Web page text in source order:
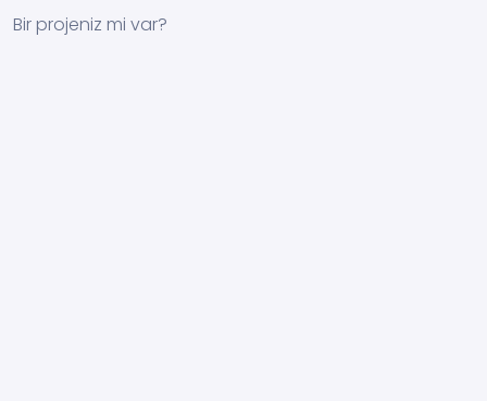
Bir projeniz mi var?